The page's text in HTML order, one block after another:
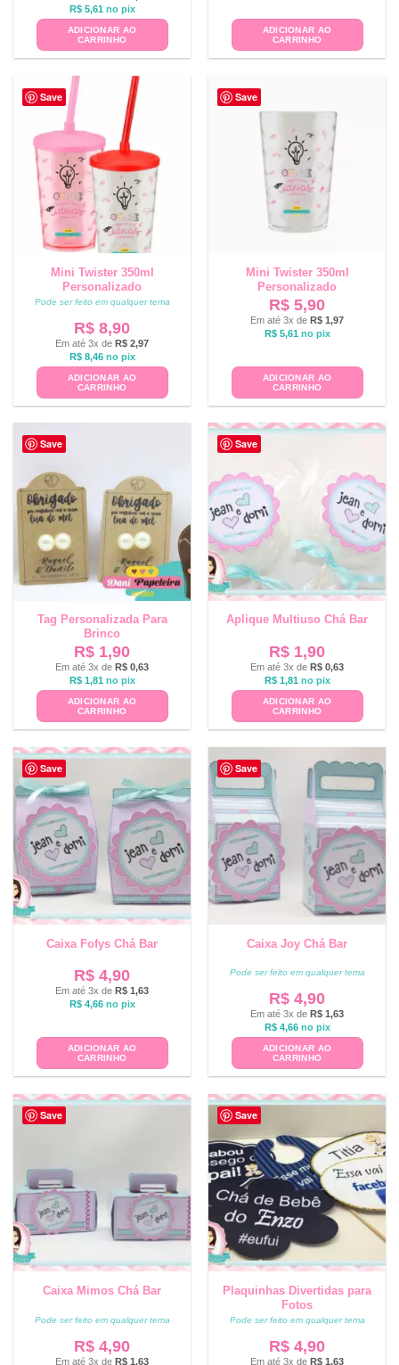
R$5,61 no pix
ADICIONAR AO
CARRINHO
ADICIONAR AO
CARRINHO
Save
Mini Twister 350ml
Personalizado
Pode ser feito em qualquer tema
R$ 8,90
Em até 3x de R$ 2,97
R$8,46 no pix
ADICIONAR AO
CARRINHO
Save
Mini Twister 350ml
Personalizado
R$ 5,90
Em até 3x de R$ 1,97
R$5,61 no pix
ADICIONAR AO
CARRINHO
Save
Tag Personalizada Para
Brinco
R$ 1,90
Em até 3x de R$ 0,63
R$1,81 no pix
ADICIONAR AO
CARRINHO
Save
Aplique Multiuso Chá Bar
R$ 1,90
Em até 3x de R$ 0,63
R$1,81 no pix
ADICIONAR AO
CARRINHO
Save
Caixa Fofys Chá Bar
R$ 4,90
Em até 3x de R$ 1,63
R$4,66 no pix
ADICIONAR AO
CARRINHO
Save
Caixa Joy Chá Bar
Pode ser feito em qualquer tema
R$ 4,90
Em até 3x de R$ 1,63
R$4,66 no pix
ADICIONAR AO
CARRINHO
Save
Caixa Mimos Chá Bar
Pode ser feito em qualquer tema
R$ 4,90
Em até 3x de R$ 1,63
Save
Plaquinhas Divertidas para
Fotos
Pode ser feito em qualquer tema
R$ 4,90
Em até 3x de R$ 1,63